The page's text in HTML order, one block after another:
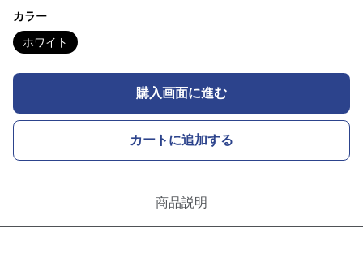
カラー
ホワイト
購入画面に進む
カートに追加する
商品説明